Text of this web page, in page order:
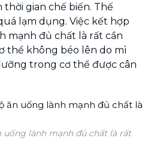
thời gian chế biến. Thế
lạm dụng. Việc kết hợp
mạnh đủ chất là rất cần
thể không béo lên do mì
trong cơ thể được cân
uống lành mạnh đủ chất là rất